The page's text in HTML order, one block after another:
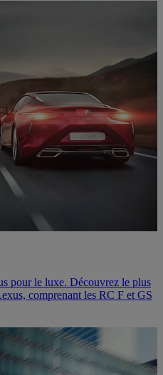
pour le luxe. Découvrez le plus
comprenant les RC F et GS